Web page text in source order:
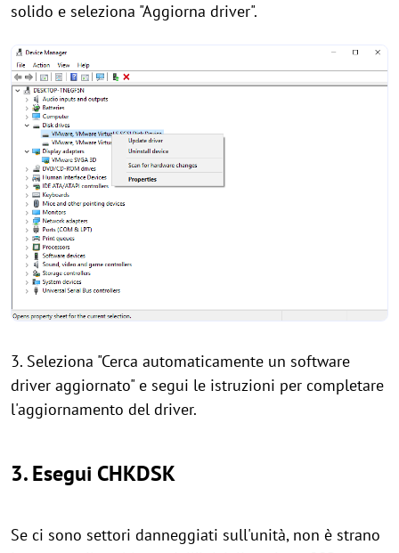
solido e seleziona "Aggiorna driver".
3. Seleziona "Cerca automaticamente un software
driver aggiornato" e segui le istruzioni per completare
l'aggiornamento del driver.
3. Esegui CHKDSK
Se ci sono settori danneggiati sull'unità, non è strano